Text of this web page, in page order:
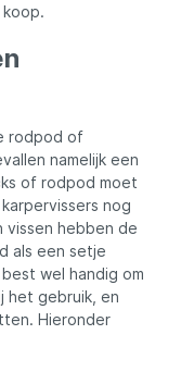
rodpod of
namelijk een
of rodpod moet
nog
vissen hebben de
als een setje
wel handig om
het gebruik, en
Hieronder